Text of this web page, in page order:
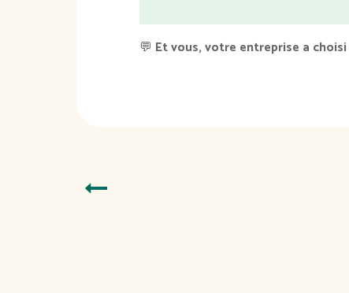
💬 Et vous, votre entreprise a